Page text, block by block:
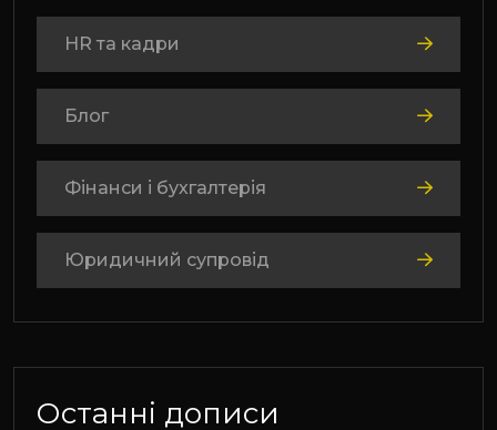
HR та кадри
Блог
Фінанси і бухгалтерія
Юридичний супровід
Останні дописи